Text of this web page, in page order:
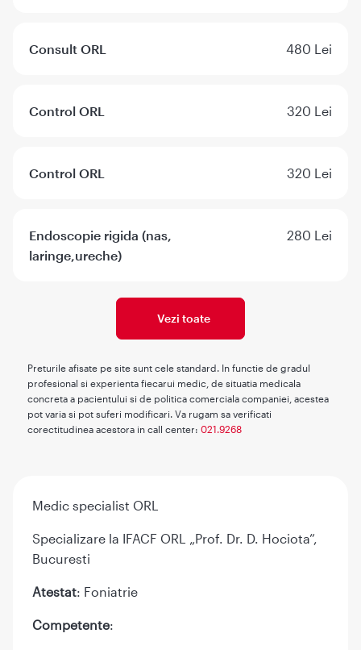
Consult ORL 480 Lei
Control ORL 320 Lei
Control ORL 320 Lei
Endoscopie rigida (nas,
laringe,ureche)
280 Lei
Vezi toate
Preturile afisate pe site sunt cele standard. In functie de gradul
profesional si experienta fiecarui medic, de situatia medicala
concreta a pacientului si de politica comerciala companiei, acestea
pot varia si pot suferi modificari. Va rugam sa verificati
corectitudinea acestora in call center: 021.9268
Medic specialist ORL
Specializare la IFACF ORL „Prof. Dr. D. Hociota”,
Bucuresti
Atestat: Foniatrie
Competente: